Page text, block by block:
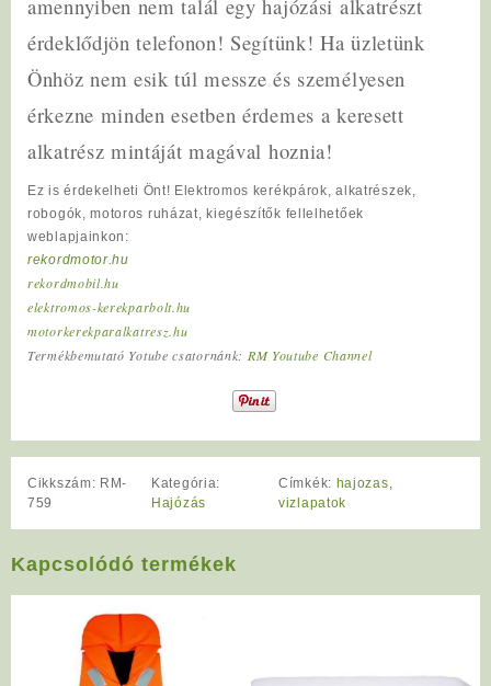
amennyiben nem talál egy hajózási alkatrészt
érdeklődjön telefonon! Segítünk! Ha üzletünk
Önhöz nem esik túl messze és személyesen
érkezne minden esetben érdemes a keresett
alkatrész mintáját magával hoznia!
Ez is érdekelheti Önt! Elektromos kerékpárok, alkatrészek,
robogók, motoros ruházat, kiegészítők fellelhetőek
weblapjainkon:
rekordmotor.hu
rekordmobil.hu
elektromos-kerekparbolt.hu
motorkerekparalkatresz.hu
Termékbemutató Yotube csatornánk: RM Youtube Channel
Cikkszám: RM-
759
Kategória:
Hajózás
Címkék: hajozas
vizlapatok
Kapcsolódó termékek